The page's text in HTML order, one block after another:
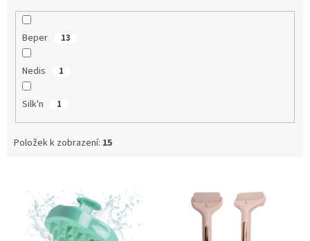
Beper 13
Nedis 1
Silk'n 1
Položek k zobrazení: 15